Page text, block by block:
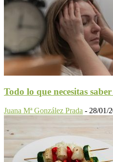
Todo lo que necesitas
Juana Mª González Prada - 28/01/